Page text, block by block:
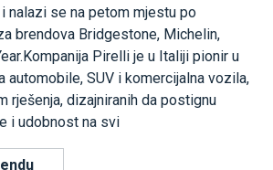
nalazi se na petom mjestu po
brendova Bridgestone, Michelin,
Pirelli je u Italiji pionir u
automobile, SUV i komercijalna vozila,
rješenja, dizajniranih da postignu
i udobnost na svi